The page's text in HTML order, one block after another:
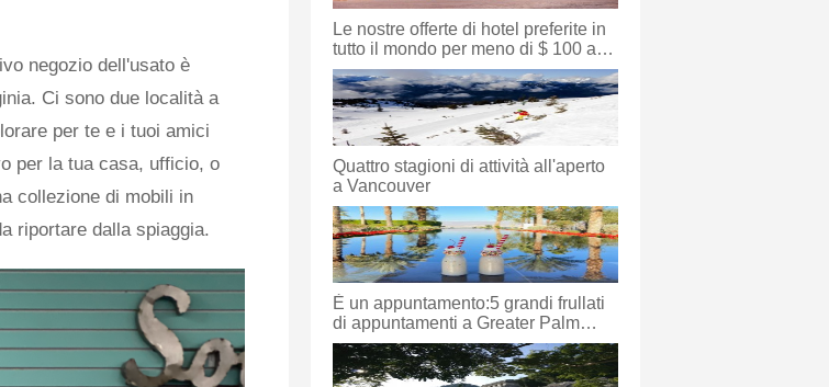
negozio dell'usato è
Ci sono due località a
per te e i tuoi amici
per la tua casa, ufficio, o
collezione di mobili in
riportare dalla spiaggia.
Le nostre offerte di hotel preferite in
tutto il mondo per meno di $ 100 a
notte
Quattro stagioni di attività all'aperto
a Vancouver
È un appuntamento:5 grandi frullati
di appuntamenti a Greater Palm
Springs